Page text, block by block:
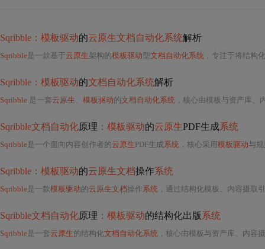
Sqribble：模板驱动的云原生文档自动化系统解析
Sqribble是一款基于云原生架构的模板驱动型文档自动化系统 ，专注于将结构化内容（URL、
Sqribble：模板驱动的文档自动化系统解析
Sqribble 是一套云原生 、 模板驱动的文档自动化系统 ，核心由模板与资产库、内容摄取与转换引擎、布局
Sqribble文档自动化原理 ：模板驱动的云原生PDF生成系统
Sqribble是一个面向内容创作者的云原生PDF生成系统 ，核心采用模板驱动与规
Sqribble：模板驱动的云原生文档操作系统
Sqribble是一款模板驱动的云原生文档操作系统 ，通过结构化模板、内容摄取引擎、布局
Sqribble文档自动化原理 ：模板驱动的结构化出版系统
Sqribble是一套云原生的结构化文档自动化系统 ，核心由模板与资产库、内容摄入与转换引擎、布局与渲染引擎、交互编辑器与导出层四大模块构成。它通过预设规则强制执